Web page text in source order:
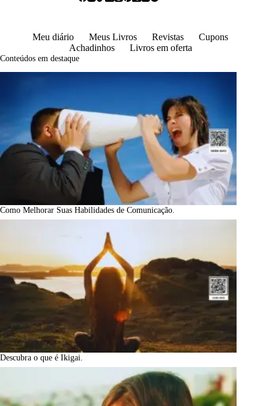
Meu diário Meus Livros Revistas
Cupons
Achadinhos
Livros em oferta
Conteúdos em destaque
Como Melhorar Suas Habilidades de Comunicação.
Descubra o que é Ikigai.